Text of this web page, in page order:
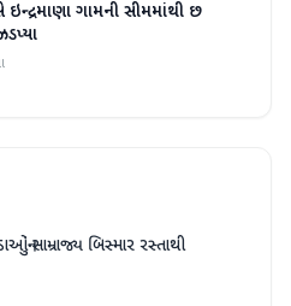
ઇન્દ્રમાણા ગામની સીમમાંથી છ
સામ્રાજ્ય બિસ્માર રસ્તાથી